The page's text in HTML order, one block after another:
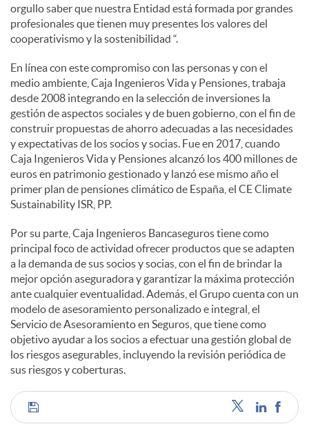
orgullo saber que nuestra Entidad está formada por grandes
profesionales que tienen muy presentes los valores del
cooperativismo y la sostenibilidad “.
En línea con este compromiso con las personas y con el
medio ambiente, Caja Ingenieros Vida y Pensiones, trabaja
desde 2008 integrando en la selección de inversiones la
gestión de aspectos sociales y de buen gobierno, con el fin de
construir propuestas de ahorro adecuadas a las necesidades
y expectativas de los socios y socias. Fue en 2017, cuando
Caja Ingenieros Vida y Pensiones alcanzó los 400 millones de
euros en patrimonio gestionado y lanzó ese mismo año el
primer plan de pensiones climático de España, el CE Climate
Sustainability ISR, PP.
Por su parte, Caja Ingenieros Bancaseguros tiene como
principal foco de actividad ofrecer productos que se adapten
a la demanda de sus socios y socias, con el fin de brindar la
mejor opción aseguradora y garantizar la máxima protección
ante cualquier eventualidad. Además, el Grupo cuenta con un
modelo de asesoramiento personalizado e integral, el
Servicio de Asesoramiento en Seguros, que tiene como
objetivo ayudar a los socios a efectuar una gestión global de
los riesgos asegurables, incluyendo la revisión periódica de
sus riesgos y coberturas.
C